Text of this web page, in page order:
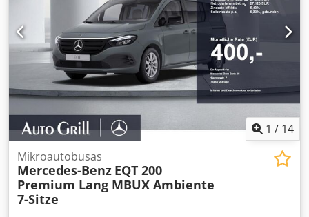
1 / 14
Mikroautobusas
Mercedes-Benz EQT 200
Premium Lang MBUX Ambiente
7-Sitze